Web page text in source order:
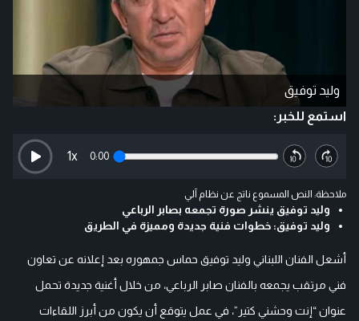
وليد توفيق
استمع للخبر:
0:00
1x
ملاحظة: النص المسموع ناتج عن نظام آلي
وليد توفيق ينشر صورة تجمعه بصابر الرباعي
وليد توفيق: خطوات فنية جديدة ومميزة في الطريق
أشعل الفنان اللبناني وليد توفيق حماس جمهوره بعد إعلانه عن تعاون
فني مرتقب يجمعه بالفنان صابر الرباعي، من خلال أغنية جديدة تحمل
عنوان “إنت وحشني كتير”، في عمل يتوقع أن يكون من أبرز اللقاءات